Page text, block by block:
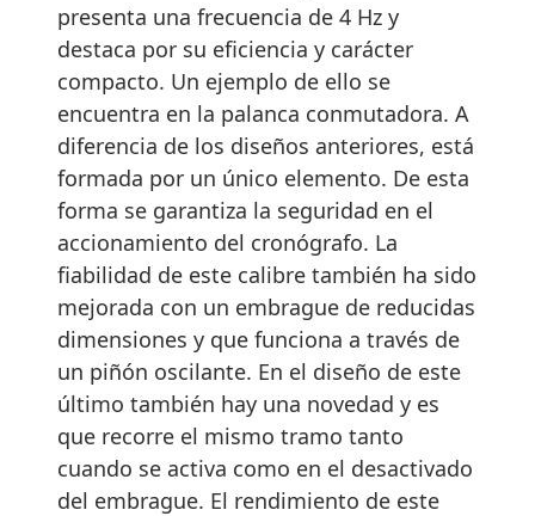
presenta una frecuencia de 4 Hz y
destaca por su eficiencia y carácter
compacto. Un ejemplo de ello se
encuentra en la palanca conmutadora. A
diferencia de los diseños anteriores, está
formada por un único elemento. De esta
forma se garantiza la seguridad en el
accionamiento del cronógrafo. La
fiabilidad de este calibre también ha sido
mejorada con un embrague de reducidas
dimensiones y que funciona a través de
un piñón oscilante. En el diseño de este
último también hay una novedad y es
que recorre el mismo tramo tanto
cuando se activa como en el desactivado
del embrague. El rendimiento de este